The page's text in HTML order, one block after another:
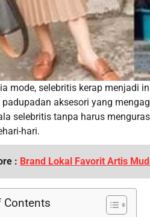
mode, selebritis kerap menjadi
padupadan aksesori yang
selebritis tanpa harus
hari.
: Brand Lokal Favorit Artis
Contents